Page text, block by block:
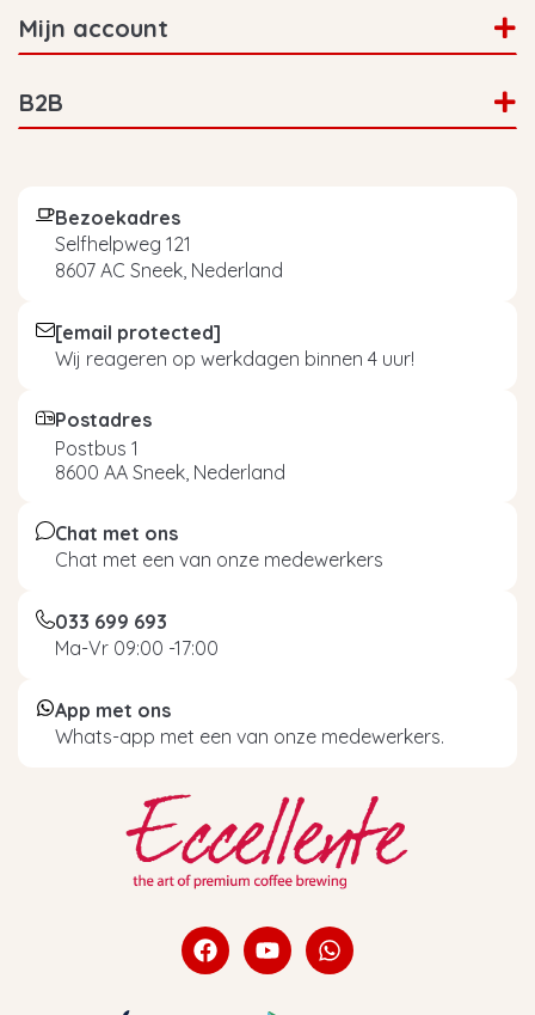
Mijn account
B2B
Bezoekadres
Selfhelpweg 121
8607 AC Sneek, Nederland
[email protected]
Wij reageren op werkdagen binnen 4 uur!
Postadres
Postbus 1
8600 AA Sneek, Nederland
Chat met ons
Chat met een van onze medewerkers
033 699 693
Ma-Vr 09:00 -17:00
App met ons
Whats-app met een van onze medewerkers.